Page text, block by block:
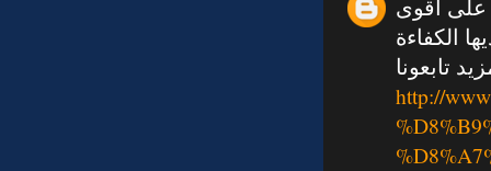
على اقوى
الكفاءة
تابعونا
http://